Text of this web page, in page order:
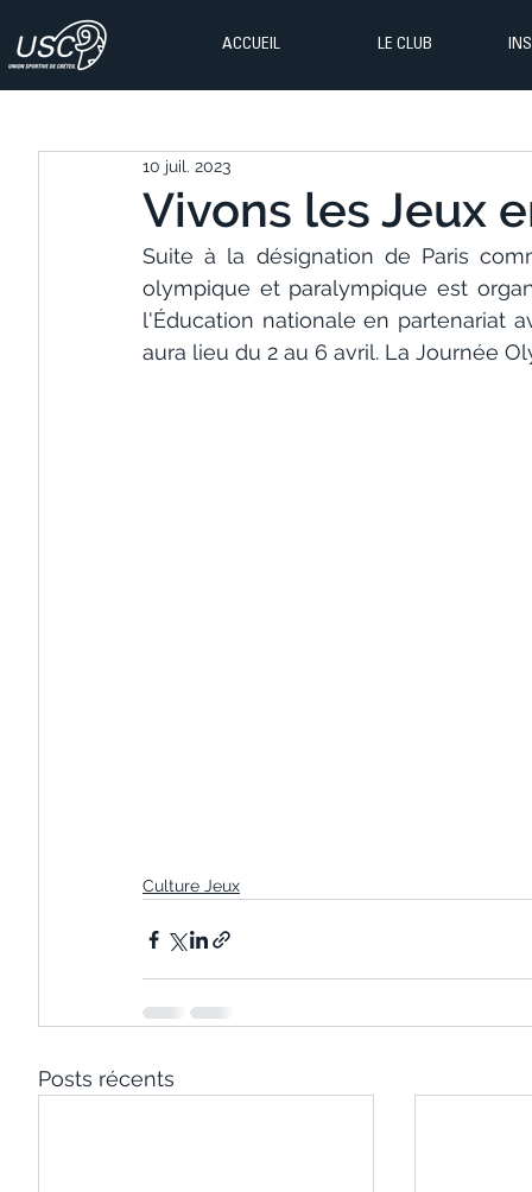
ACCUEIL LE CLUB
Vivons les Jeux
10 juil. 2023
Suite à la désignation de Paris
olympique et paralympique est
l'Éducation nationale en partenariat
aura lieu du 2 au 6 avril. La Journée
Culture Jeux
Posts récents